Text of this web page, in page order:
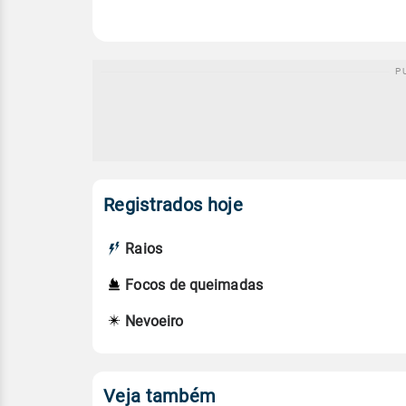
Registrados hoje
Raios
Focos de queimadas
Nevoeiro
Veja também